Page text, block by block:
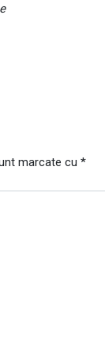
marcate cu *